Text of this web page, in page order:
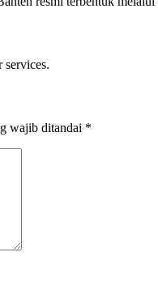
services.
wajib ditandai *